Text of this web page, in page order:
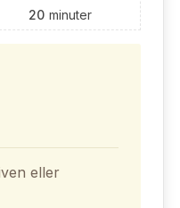
20 minuter
eller